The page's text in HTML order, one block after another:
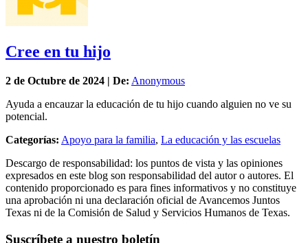
Cree en tu hijo
2 de Octubre de 2024 | De: Anonymous
Ayuda a encauzar la educación de tu hijo cuando alguien no ve su
potencial.
Categorías: Apoyo para la familia, La educación y las escuelas
Descargo de responsabilidad: los puntos de vista y las opiniones
expresados en este blog son responsabilidad del autor o autores. El
contenido proporcionado es para fines informativos y no constituye
una aprobación ni una declaración oficial de Avancemos Juntos
Texas ni de la Comisión de Salud y Servicios Humanos de Texas.
Suscríbete a nuestro boletín